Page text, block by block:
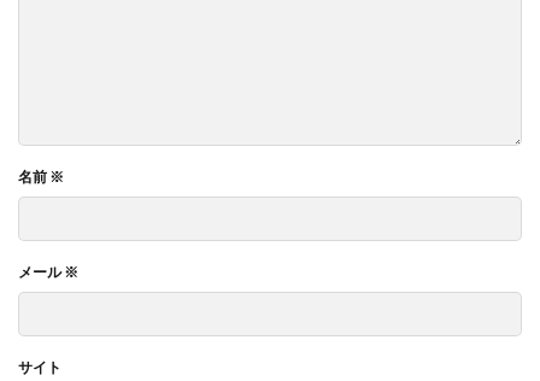
名前 ※
メール※
サイト